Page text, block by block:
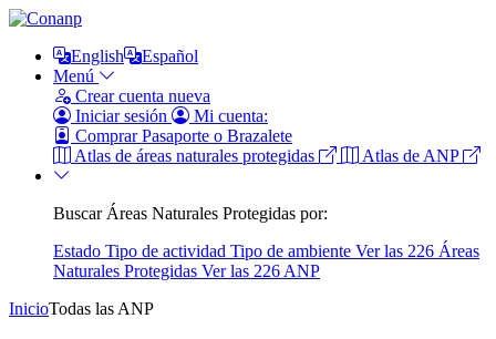
English
Español
Menú
Crear cuenta nueva
Iniciar sesión
Mi cuenta:
Comprar Pasaporte o Brazalete
Atlas de áreas naturales protegidas
Atlas de ANP
Buscar Áreas Naturales Protegidas por:
Estado Tipo de actividad Tipo de ambiente Ver las 226 Áreas
Naturales Protegidas Ver las 226 ANP
InicioTodas las ANP